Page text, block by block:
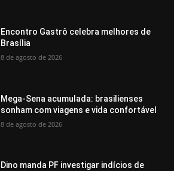
Encontro Gastrô celebra melhores de
Brasília
8 de agosto de 2026
Mega-Sena acumulada: brasilienses
sonham com viagens e vida confortável
8 de agosto de 2026
Dino manda PF investigar indícios de